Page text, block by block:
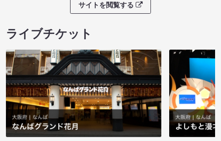
サイトを閲覧する
ライブチケット